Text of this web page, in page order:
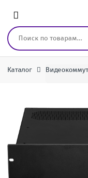
Искать:
Каталог